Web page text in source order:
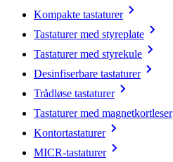
Kompakte tastaturer
Tastaturer med styreplate
Tastaturer med styrekule
Desinfiserbare tastaturer
Trådløse tastaturer
Tastaturer med magnetkortleser
Kontortastaturer
MICR-tastaturer